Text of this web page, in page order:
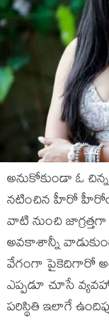
అనుకోకుండా ఓ
నటించిన హీరో
వాటి నుంచి
అవకాశాన్నీ
వేగంగా పైకెదిగారో
ఎప్పడూ చూసే
పరిస్థితి ఇలాగే